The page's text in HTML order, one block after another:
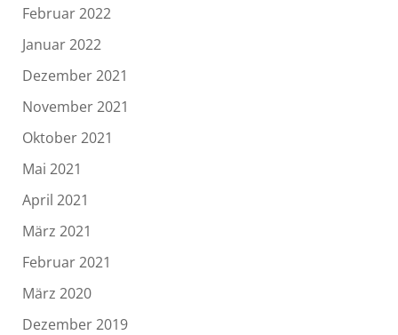
Februar 2022
Januar 2022
Dezember 2021
November 2021
Oktober 2021
Mai 2021
April 2021
März 2021
Februar 2021
März 2020
Dezember 2019